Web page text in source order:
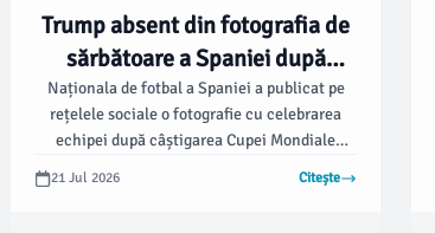
Trump absent din fotografia de
sărbătoare a Spaniei după
câștigarea Cupei Mondiale
Naționala de fotbal a Spaniei a publicat pe
rețelele sociale o fotografie cu celebrarea
echipei după câștigarea Cupei Mondiale
fotografie a fost președintele Statelor Unite,
21 Jul 2026 Citește